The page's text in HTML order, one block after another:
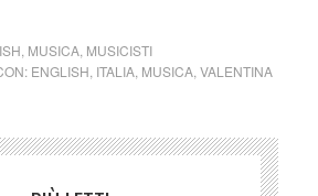
MUSICA, MUSICISTI
ENGLISH ITALIA, MUSICA, VALENTINA